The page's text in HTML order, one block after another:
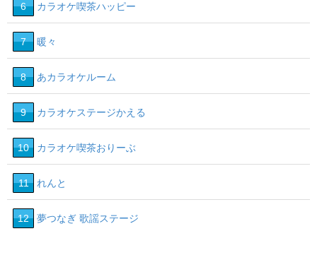
6 カラオケ喫茶ハッピー
7 暖々
8 あカラオケルーム
9 カラオケステージかえる
10 カラオケ喫茶おりーぶ
11 れんと
12 夢つなぎ 歌謡ステージ